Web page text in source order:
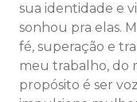
sua identidade e
sonhou pra elas.
fé, superação e
meu trabalho, do
propósito é ser